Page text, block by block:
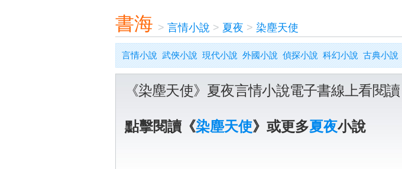
書海 > 言情小說 > 夏夜 > 染塵天使
言情小說 武俠小說 現代小說 外國小說 偵探小說 科幻小說 古典小說
《染塵天使》夏夜言情小說電子書線上看閱讀
點擊閱讀《染塵天使》或更多夏夜小說